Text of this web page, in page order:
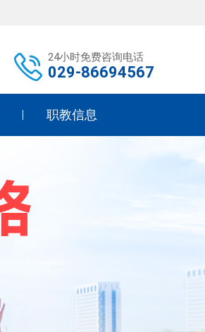
24小时免费咨询电话
029-86694567
职教信息
形象设计